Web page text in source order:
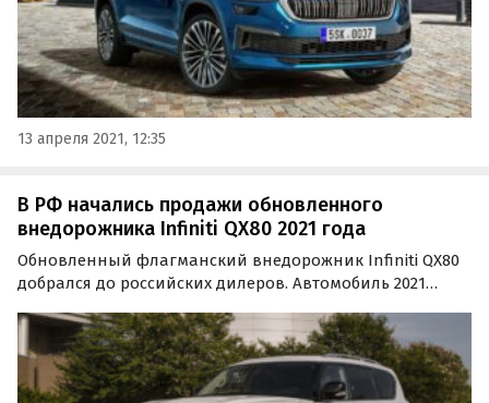
13 апреля 2021, 12:35
В РФ начались продажи обновленного
внедорожника Infiniti QX80 2021 года
Обновленный флагманский внедорожник Infiniti QX80
добрался до российских дилеров. Автомобиль 2021
комплектациях (обе могут быть как с семиместным, так
и с восьмиместным салоном) по цене от 6 495 000 до 6…